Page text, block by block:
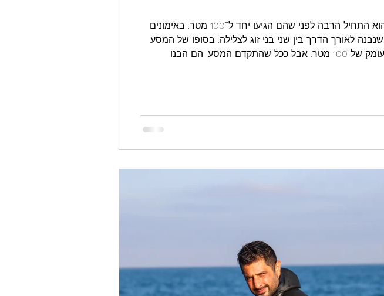
במשך שנה שלמה, אלון ריבקינד ושלומי גולדשטיין תיעדו מסע אחד. הוא התחיל הרבה לפני שהם הגיעו יחד ל־100 מטר. באימונים
לאורך הדרך בין שני בני זוג לצלילה. בסופו של המסע
הזה הם ביצעו את הצלילה החופשית המשותפת הראשונה בישראל לעומק של 100 מטר. אבל ככל שהתקדם המסע, הם הבנו